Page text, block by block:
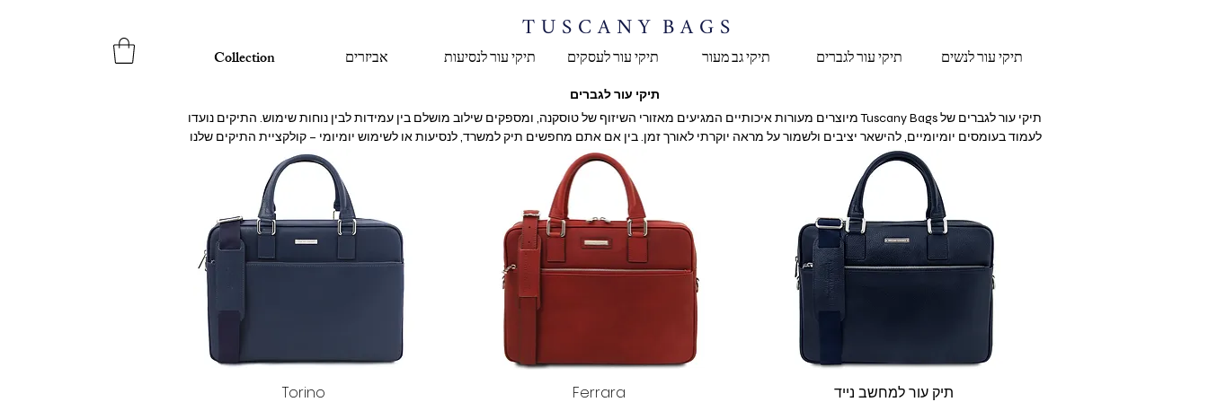
T U S C A N Y B A G S
תיקי עור לנשים תיקי עור לגברים תיקי גב מעור תיקי עור לעסקים תיקי עור לנסיעות אביזרים Collection
תיקי עור לגברים
מעניקה פתרון מלא ללא התפשרות
תצוגה מהירה
תיק עור למחשב נייד תצוגה מהירה
Ferrara תצוגה מהירה
Torino